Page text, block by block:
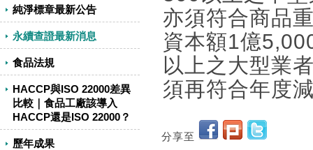
純淨標章最新公告
永續查證最新消息
食品法規
HACCP與ISO 22000差異
比較｜食品工廠該導入
HACCP還是ISO 22000？
歷年成果
亦須符合商品
資本額1億
以上之大型業
須再符合年度
分享至